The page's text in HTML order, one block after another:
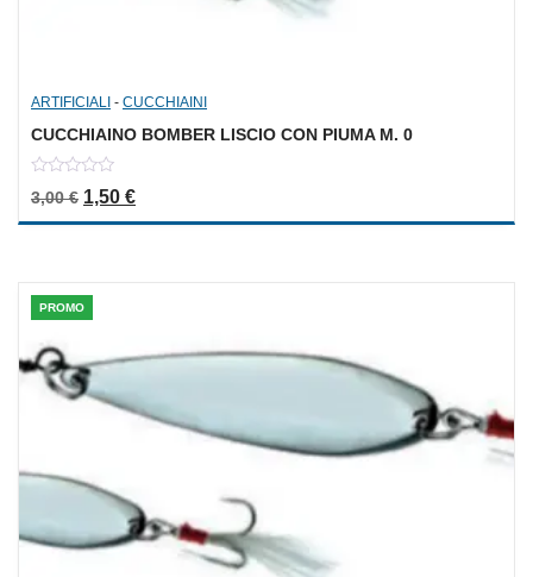
ARTIFICIALI - CUCCHIAINI
CUCCHIAINO BOMBER LISCIO CON PIUMA M. 0
out
of
3,00€ Il prezzo originale era: 3,00 €.
1,50 €Il prezzo attuale è: 1,50 €.
PROMO